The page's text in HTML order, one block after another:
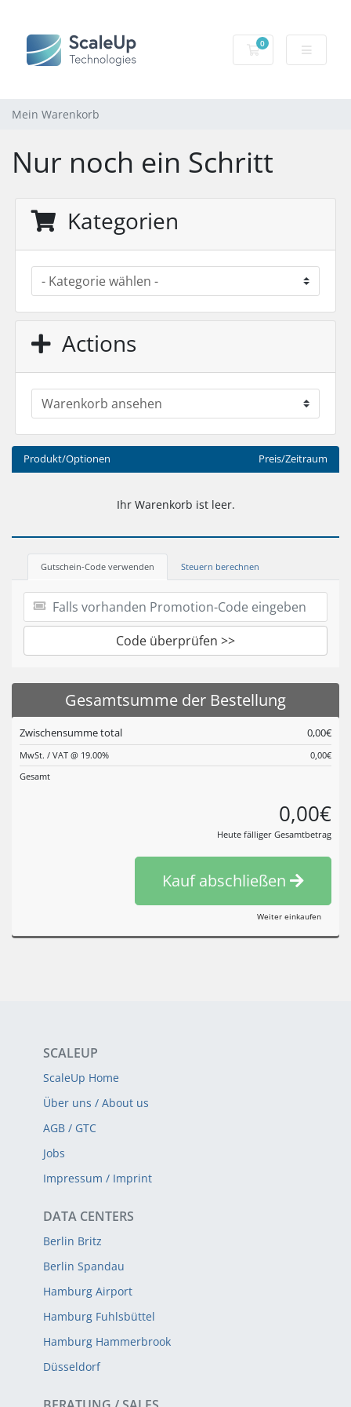
0
Mein Warenkorb
Mein Warenkorb
Nur noch ein Schritt
Kategorien
Actions
Produkt/Optionen Preis/Zeitraum
Ihr Warenkorb ist leer.
Gutschein-Code verwenden Steuern berechnen
Code überprüfen >>
Gesamtsumme der Bestellung
Zwischensumme total 0,00€
MwSt. / VAT @ 19.00%
0,00€
Gesamt
0,00€
Heute fälliger Gesamtbetrag
Kauf abschließen
Weiter einkaufen
SCALEUP
ScaleUp Home
Über uns / About us
AGB / GTC
Jobs
Impressum / Imprint
DATA CENTERS
Berlin Britz
Berlin Spandau
Hamburg Airport
Hamburg Fuhlsbüttel
Hamburg Hammerbrook
Düsseldorf